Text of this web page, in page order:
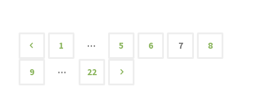
Brioude"
Pagination
1 … 5 6 7 8
9 … 22